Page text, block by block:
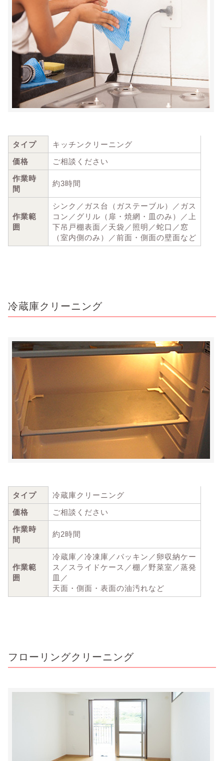
タイプ
キッチンクリーニング
価格
ご相談ください
作業時
間
約3時間
作業範
囲
シンク／ガス台（ガステーブル）／ガス
コン／グリル（扉・焼網・皿のみ）／上
下吊戸棚表面／天袋／照明／蛇口／窓
（室内側のみ）／前面・側面の壁面など
冷蔵庫クリーニング
タイプ
冷蔵庫クリーニング
価格
ご相談ください
作業時
間
約2時間
作業範
囲
冷蔵庫／冷凍庫／パッキン／卵収納ケー
ス／スライドケース／棚／野菜室／蒸発
皿／
天面・側面・表面の油汚れなど
フローリングクリーニング